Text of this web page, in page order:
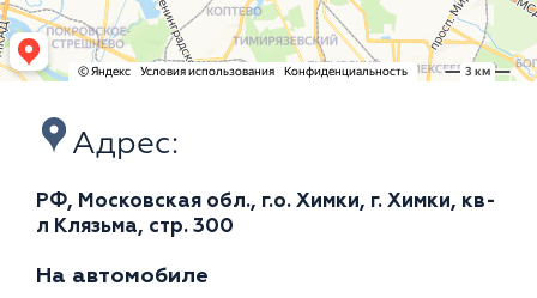
Адрес:
РФ, Московская обл., г.о. Химки, г. Химки, кв-
л Клязьма, стр. 300
На автомобиле